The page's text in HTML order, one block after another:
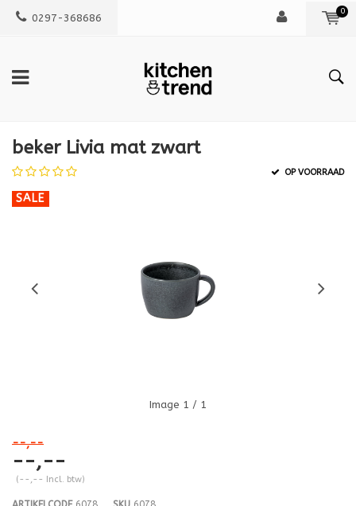
0297-368686
0
beker Livia mat zwart
OP VOORRAAD
SALE
Image 1 / 1
--,--
--,--
(--,-- Incl. btw)